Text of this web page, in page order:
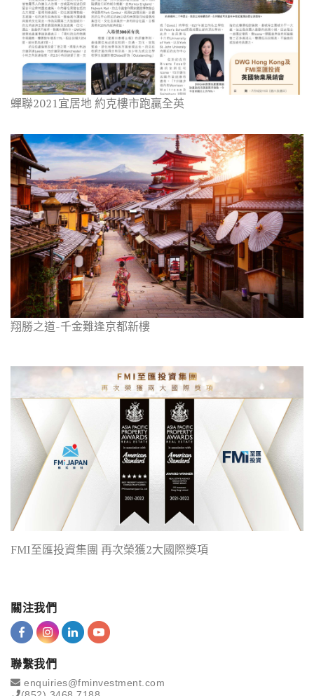
蟬聯2021宜居地 約克樓市跑贏全英
翔勝之道-千金難逢京都新樓
FMI至匯投資集團 再次榮獲2大國際獎項
關注我們
聯繫我們
enquiries@fminvestment.com